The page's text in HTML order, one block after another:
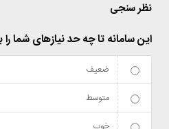
نظر سنجی
این سامانه تا چه حد نیازهای شما را
ضعیف
متوسط
خوب